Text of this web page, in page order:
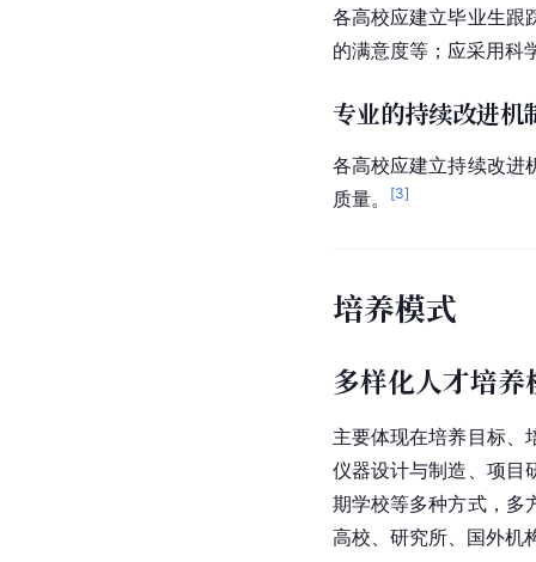
教学经费投入应该较好
日常运行支出不少于
质量保障
教学过程质量监控
专家的意见。[3
毕业生跟踪反馈机
的满意度等；应采用科
专业的持续改进机